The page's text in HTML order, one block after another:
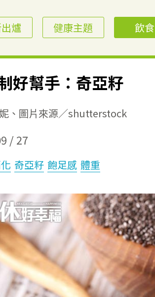
爐 健康主題 飲食
好幫手：奇亞籽
、圖片來源／shutterstock
/ 27
奇亞籽 飽足感 體重